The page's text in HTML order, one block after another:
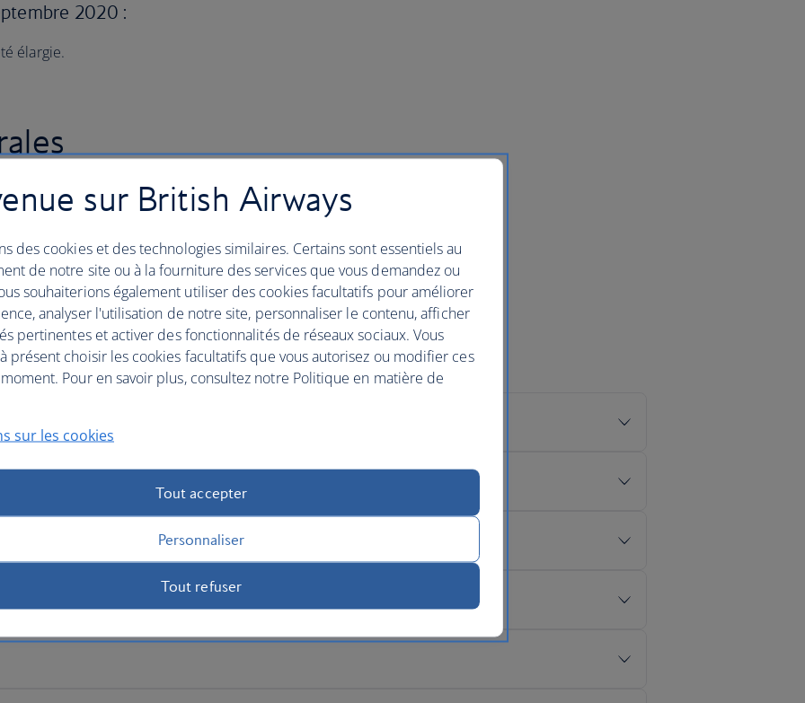
2020 :
élargie.
Club (« Conditions générales ») énoncées ci-
vos droits en tant que membre du British Airways
également les
et des bagages(« Conditions de transport »).
ainsi que le site ba.com avant de communiquer
à une compagnie aérienne partenaire ou à un autre
appelez votrecentre de service local.
exclusions et limitations de responsabilité.
sur British Airways
des cookies et des technologies similaires. Certains sont essentiels au
de notre site ou à la fourniture des services que vous demandez ou
souhaiterions également utiliser des cookies facultatifs pour améliorer
analyser l'utilisation de notre site, personnaliser le contenu, afficher
pertinentes et activer des fonctionnalités de réseaux sociaux. Vous
présent choisir les cookies facultatifs que vous autorisez ou modifier ces
Pour en savoir plus, consultez notre Politique en matière de
sur les cookies
Tout accepter
Personnaliser
Tout refuser